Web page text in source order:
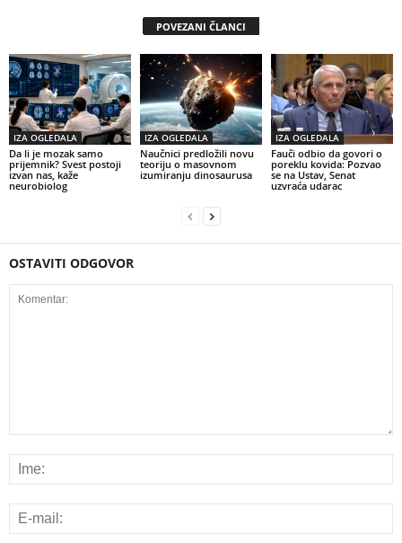
POVEZANI ČLANCI
IZA OGLEDALA
Da li je mozak samo
prijemnik? Svest postoji
izvan nas, kaže
neurobiolog
IZA OGLEDALA
Naučnici predložili novu
teoriju o masovnom
izumiranju dinosaurusa
IZA OGLEDALA
Fauči odbio da govori o
poreklu kovida: Pozvao
se na Ustav, Senat
uzvraća udarac
OSTAVITI ODGOVOR